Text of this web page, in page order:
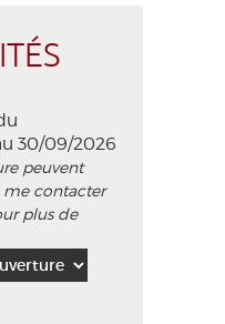
30/09/2026
peuvent
me contacter
plus de